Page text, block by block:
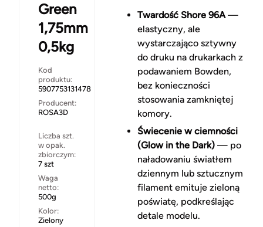
Green
1,75mm
0,5kg
Kod
produktu:
5907753131478
Producent:
ROSA3D
Liczba szt.
w opak.
zbiorczym:
7 szt
Waga
netto:
500g
Kolor:
Zielony
Twardość Shore 96A—
elastyczny, ale
wystarczająco sztywny
do druku na drukarkach z
podawaniem Bowden,
bez konieczności
stosowania zamkniętej
komory.
Świecenie w ciemności
(Glow in the Dark)— po
naładowaniu światłem
dziennym lub sztucznym
filament emituje zieloną
poświatę, podkreślając
detale modelu.